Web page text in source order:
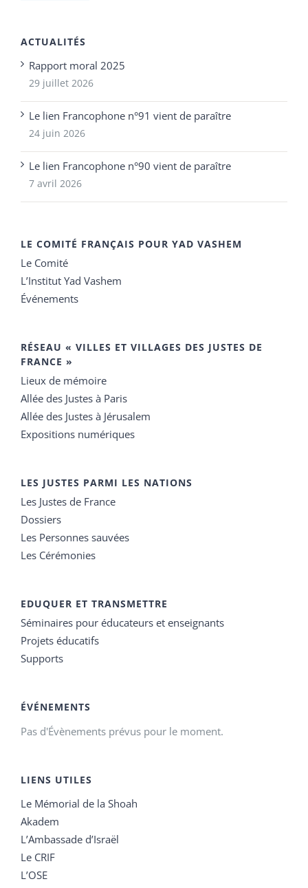
ACTUALITÉS
Rapport moral 2025
29 juillet 2026
Le lien Francophone n°91 vient de paraître
24 juin 2026
Le lien Francophone n°90 vient de paraître
7 avril 2026
LE COMITÉ FRANÇAIS POUR YAD VASHEM
Le Comité
L’Institut Yad Vashem
Événements
RÉSEAU « VILLES ET VILLAGES DES JUSTES DE
FRANCE »
Lieux de mémoire
Allée des Justes à Paris
Allée des Justes à Jérusalem
Expositions numériques
LES JUSTES PARMI LES NATIONS
Les Justes de France
Dossiers
Les Personnes sauvées
Les Cérémonies
EDUQUER ET TRANSMETTRE
Séminaires pour éducateurs et enseignants
Projets éducatifs
Supports
ÉVÉNEMENTS
Pas d'Évènements prévus pour le moment.
LIENS UTILES
Le Mémorial de la Shoah
Akadem
L’Ambassade d’Israël
Le CRIF
L’OSE